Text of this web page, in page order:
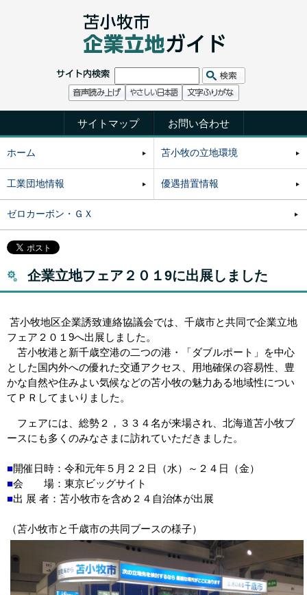
サイトマップ お問い合わせ
ホーム 苫小牧の立地環境
工業団地情報 優遇措置情報
ゼロカーボン・ＧＸ
企業立地フェア２０１9に出展しました
苫小牧地区企業誘致連絡協議会では、千歳市と共同で企業立地
フェア２０１9へ出展しました。
苫小牧港と新千歳空港の二つの港・「ダブルポート」を中心
とした国内外への優れた交通アクセス、用地確保の容易性、豊
かな自然や住みよい気候などの苫小牧の魅力ある地域性につい
てＰＲしてまいりました。
フェアには、総勢２，３３４名が来場され、北海道苫小牧ブ
ースにも多くのみなさまに訪れていただきました。
■開催日時：令和元年５月２２日（水）～２４日（金）
■会 場：東京ビッグサイト
■出 展 者：苫小牧市を含め２４自治体が出展
（苫小牧市と千歳市の共同ブースの様子）